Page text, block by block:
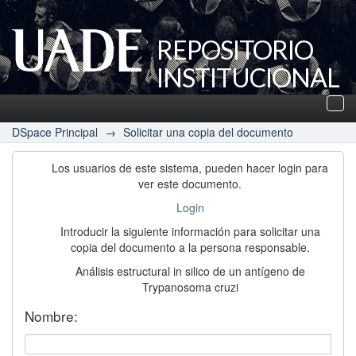
REPOSITORIO
INSTITUCIONAL
UADE
DSpace Principal → Solicitar una copia del documento
Los usuarios de este sistema, pueden hacer login para
ver este documento.
Login
Introducir la siguiente información para solicitar una
copia del documento a la persona responsable.
Análisis estructural in silico de un antígeno de
Trypanosoma cruzi
Nombre: